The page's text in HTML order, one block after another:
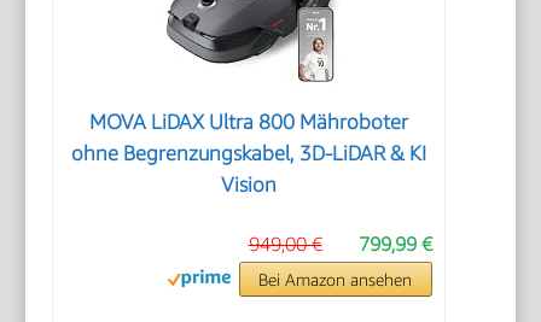
MOVA LiDAX Ultra 800 Mähroboter
ohne Begrenzungskabel, 3D-LiDAR & KI
Vision
799,99 €
949,00 €
Bei Amazon ansehen